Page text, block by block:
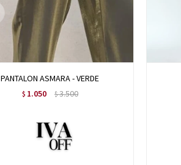
PANTALON ASMARA - VERDE
$ 1.050 $3.500